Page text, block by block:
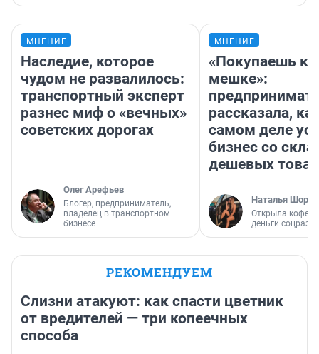
МНЕНИЕ
Наследие, которое
чудом не развалилось:
транспортный эксперт
разнес миф о «вечных»
советских дорогах
Олег Арефьев
Блогер, предприниматель,
владелец в транспортном
бизнесе
МНЕНИЕ
«Покупаешь
мешке»:
рассказала,
самом деле
бизнес со
дешевых
Наталья
Открыла
деньги
РЕКОМЕНДУЕМ
Слизни атакуют: как спасти цветник
от вредителей — три копеечных
способа